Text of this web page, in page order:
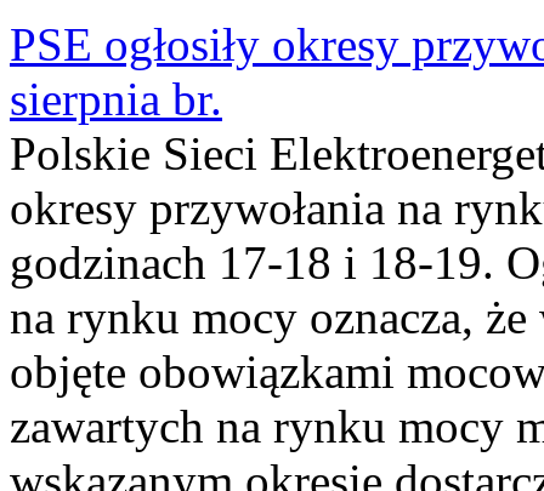
PSE ogłosiły okresy
sierpnia br.
Polskie Sieci
okresy przywołania na
godzinach 17-18 i 18-19.
na rynku mocy oznacza,
objęte obowiązkami
zawartych na rynku mocy